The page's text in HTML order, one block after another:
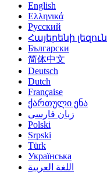
English
Ελληνικά
Русский
Հայերենի լեզուն
Български
简体中文
Deutsch
Dutch
Française
ქართული ენა
زبان فارسی
Polski
Srpski
Türk
Українська
اللغة العربية